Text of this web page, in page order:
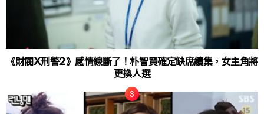
《財閥X刑警2》感情線斷了！朴智賢確定缺席續集，女主角將
更換人選